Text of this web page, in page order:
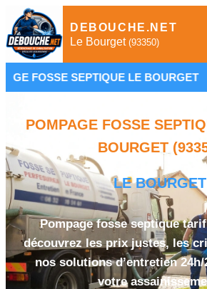
DEBOUCHE.NET
Le Bourget (93350)
SEPTIQUE LE BOURGET •
POMPAGE FOSSE
BOURGET
LE BOURGET
Pompage fosse septique
découvrez les prix justes, les
nos solutions d’entretien
votre